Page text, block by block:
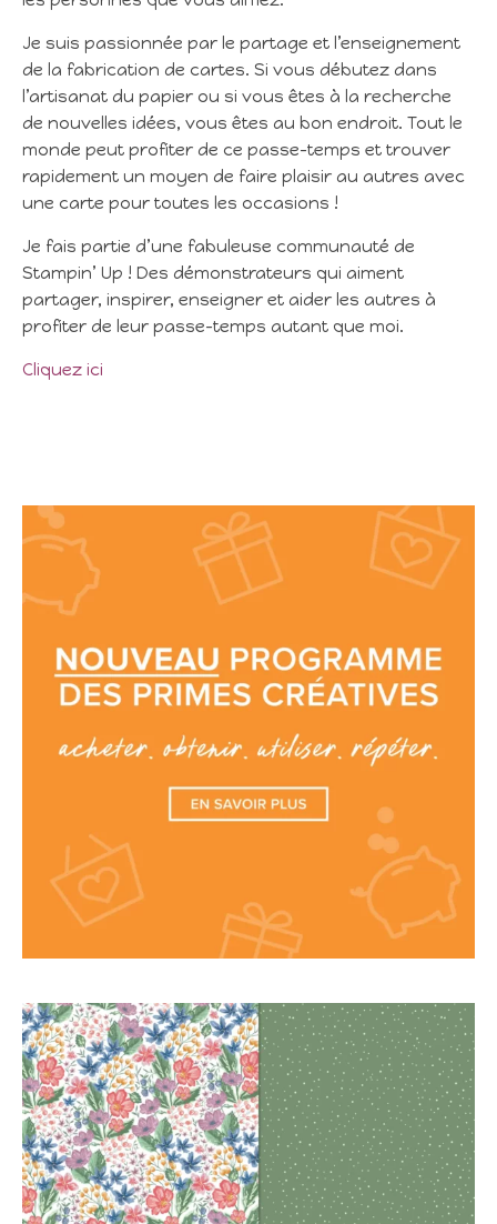
Je suis passionnée par le partage et l’enseignement
de la fabrication de cartes. Si vous débutez dans
l’artisanat du papier ou si vous êtes à la recherche
de nouvelles idées, vous êtes au bon endroit. Tout le
monde peut profiter de ce passe-temps et trouver
rapidement un moyen de faire plaisir au autres avec
une carte pour toutes les occasions !
Je fais partie d’une fabuleuse communauté de
Stampin’ Up ! Des démonstrateurs qui aiment
partager, inspirer, enseigner et aider les autres à
profiter de leur passe-temps autant que moi.
Cliquez ici